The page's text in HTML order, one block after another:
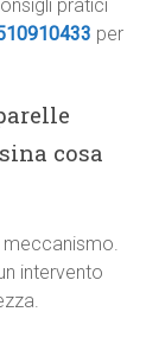
pratici
per
cosa
meccanismo.
intervento